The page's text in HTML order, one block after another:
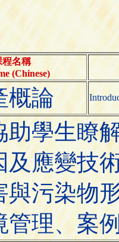
名稱
(Chinese)
概論
助學生瞭
及應變技
與污染物
管理、案